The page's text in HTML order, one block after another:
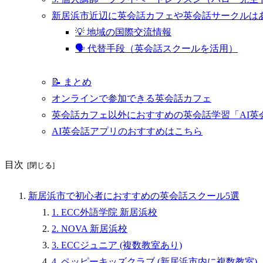
新居浜市近辺に英会話カフェや英会話サークルは
💡 地域の国際交流情報
🗣️ 代替手段（英会話スクールを活用）
📝 まとめ
オンラインで参加できる英会話カフェ
英会話カフェ以外におすすめの英会話学習「AI英
AI英会話アプリのおすすめはこちら
目次
新居浜市で初心者におすすめの英会話スクール5選
1. ECC外語学院 新居浜校
2. NOVA 新居浜校
3. ECCジュニア (複数教室あり)